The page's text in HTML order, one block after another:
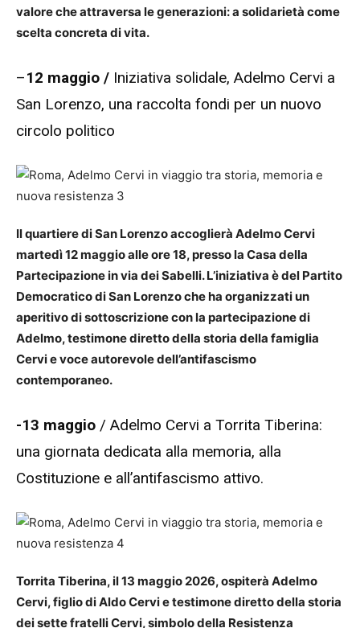
valore che attraversa le generazioni: a solidarietà come
scelta concreta di vita.
–12 maggio / Iniziativa solidale, Adelmo Cervi a
San Lorenzo, una raccolta fondi per un nuovo
circolo politico
Il quartiere di San Lorenzo accoglierà Adelmo Cervi
martedì 12 maggio alle ore 18, presso la Casa della
Partecipazione in via dei Sabelli. L’iniziativa è del Partito
Democratico di San Lorenzo che ha organizzati un
aperitivo di sottoscrizione con la partecipazione di
Adelmo, testimone diretto della storia della famiglia
Cervi e voce autorevole dell’antifascismo
contemporaneo.
-13 maggio / Adelmo Cervi a Torrita Tiberina:
una giornata dedicata alla memoria, alla
Costituzione e all’antifascismo attivo.
Torrita Tiberina, il 13 maggio 2026, ospiterà Adelmo
Cervi, figlio di Aldo Cervi e testimone diretto della storia
dei sette fratelli Cervi, simbolo della Resistenza